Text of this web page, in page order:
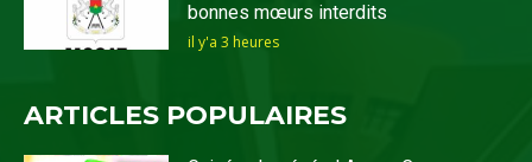
bonnes mœurs interdits
il y'a 3 heures
ARTICLES POPULAIRES